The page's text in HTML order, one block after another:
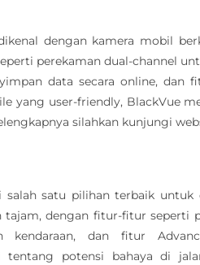
dengan kamera mobil
perekaman dual-channel
data secara online, dan
yang user-friendly, BlackVue
silahkan kunjungi
salah satu pilihan terbaik
dengan fitur-fitur seperti
kendaraan, dan fitur
tentang potensi bahaya di